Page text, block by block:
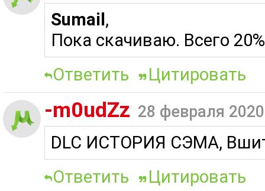
Sumail,
Пока скачиваю. Всего
Ответить
Цитировать
-m0udZz 28 февраля
DLC ИСТОРИЯ СЭМА,
Ответить
Цитировать